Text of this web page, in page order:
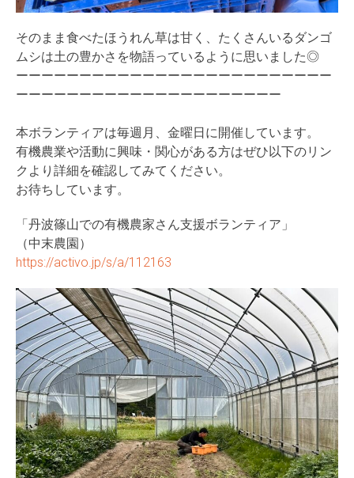
そのまま食べたほうれん草は甘く、 たくさんいるダンゴ
ムシは土の豊かさを物語っているように思いま した◎
ーーーーーーーーーーーーーーーーーーーーーーーーー
ーーーーーーーーーーーーーーーーーーーーー
本ボランティアは毎週月、金曜日に開催しています。
有機農業や活動に興味・ 関心がある方はぜひ以下のリン
クより詳細を確認してみてください。
お待ちしています。
「丹波篠山での有機農家さん支援ボランティア」
（中末農園）
https://activo.jp/s/a/112163